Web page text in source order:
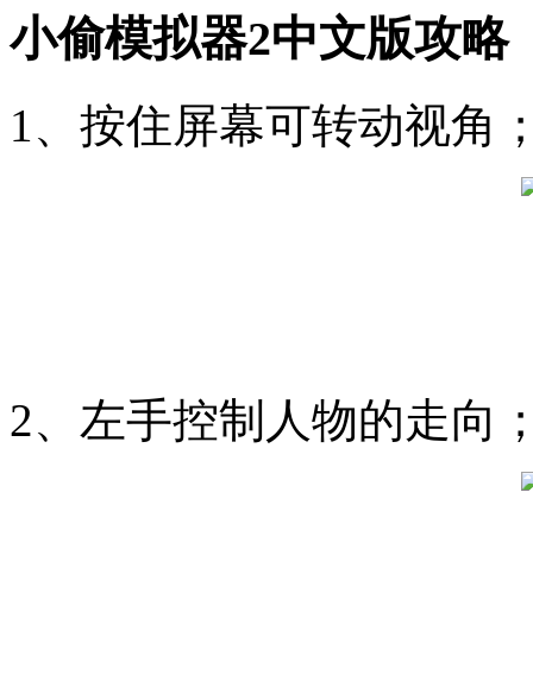
小偷模拟器2中文版攻略
1、按住屏幕可转动视角
2、左手控制人物的走向